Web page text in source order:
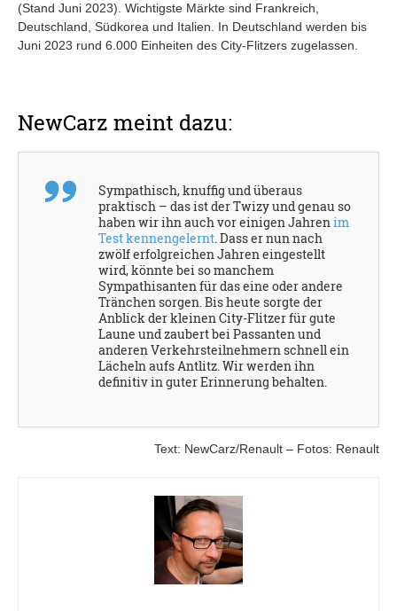
(Stand Juni 2023). Wichtigste Märkte sind Frankreich,
Deutschland, Südkorea und Italien. In Deutschland werden bis
Juni 2023 rund 6.000 Einheiten des City-Flitzers zugelassen.
NewCarz meint dazu:
Sympathisch, knuffig und überaus
praktisch – das ist der Twizy und genau so
haben wir ihn auch vor einigen Jahrenim
Test kennengelernt. Dass er nun nach
zwölf erfolgreichen Jahren eingestellt
wird, könnte bei so manchem
Sympathisanten für das eine oder andere
Tränchen sorgen. Bis heute sorgte der
Anblick der kleinen City-Flitzer für gute
Laune und zaubert bei Passanten und
anderen Verkehrsteilnehmern schnell ein
Lächeln aufs Antlitz. Wir werden ihn
definitiv in guter Erinnerung behalten.
Text: NewCarz/Renault – Fotos: Renault